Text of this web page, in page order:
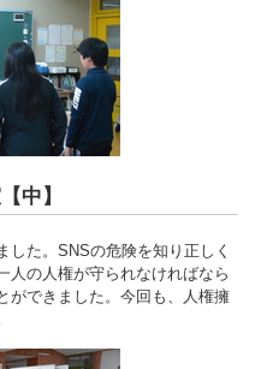
中】
た。SNSの危険を知り正しく
人の人権が守られなければなら
ができました。今回も、人権擁